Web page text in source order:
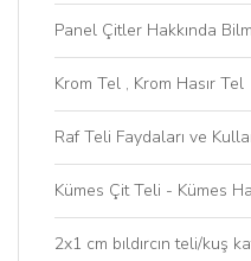
Panel Çitler Hakkında
Krom Tel , Krom Hasır Tel
Raf Teli Faydaları ve
Kümes Çit Teli - Kümes
2x1 cm bıldırcın teli/kuş